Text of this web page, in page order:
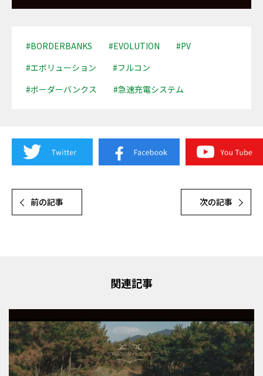
#BORDERBANKS #EVOLUTION
#PV
#エボリューション
#フルコン
#ボーダーバンクス
#急速充電システム
前の記事 次の記事
関連記事